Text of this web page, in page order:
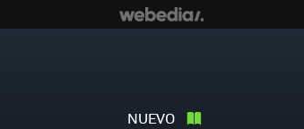
NUEVO